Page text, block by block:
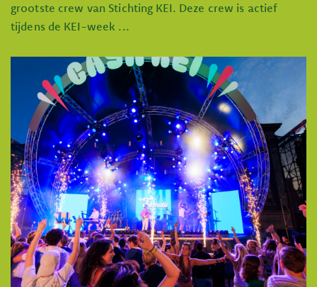
grootste crew van Stichting KEI. Deze crew is actief
tijdens de KEI-week ...